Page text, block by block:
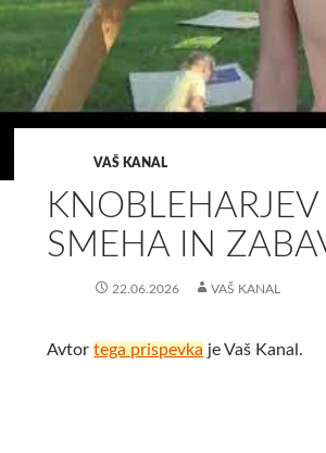
VAŠ KANAL
SMEHA IN
22.06.2026 VAŠ KANAL
Avtortega prispevka je Vaš Kanal.